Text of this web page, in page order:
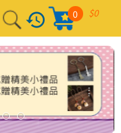
history $0
0